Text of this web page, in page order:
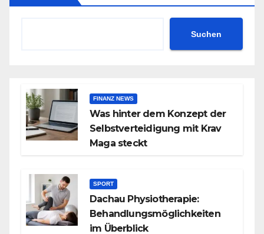
Suchen
FINANZ NEWS
Was hinter dem Konzept der
Selbstverteidigung mit Krav
Maga steckt
SPORT
Dachau Physiotherapie:
Behandlungsmöglichkeiten
im Überblick